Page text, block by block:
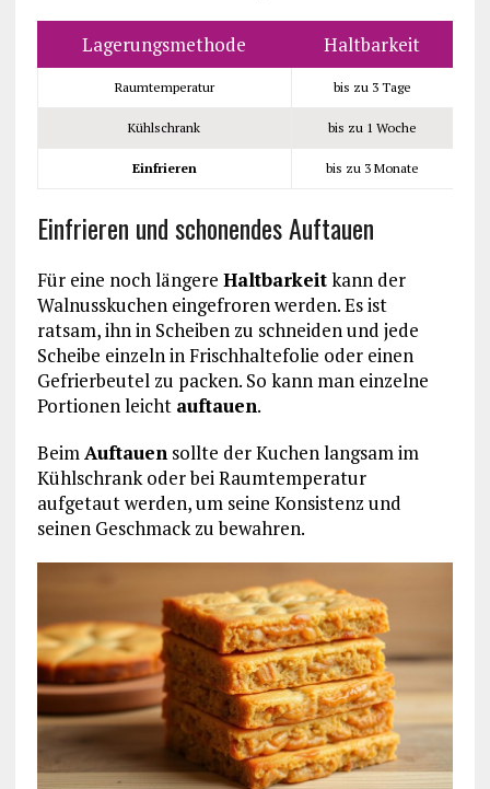
Lagerungsmethode Haltbarkeit
Raumtemperatur bis zu 3 Tage
Kühlschrank bis zu 1 Woche
Einfrieren bis zu 3 Monate
Einfrieren und schonendes Auftauen
Für eine noch längere Haltbarkeitkann der
Walnusskuchen eingefroren werden. Es ist
ratsam, ihn in Scheiben zu schneiden und jede
Scheibe einzeln in Frischhaltefolie oder einen
Gefrierbeutel zu packen. So kann man einzelne
Portionen leicht auftauen.
BeimAuftauensollte der Kuchen langsam im
Kühlschrank oder bei Raumtemperatur
aufgetaut werden, um seine Konsistenz und
seinen Geschmack zu bewahren.